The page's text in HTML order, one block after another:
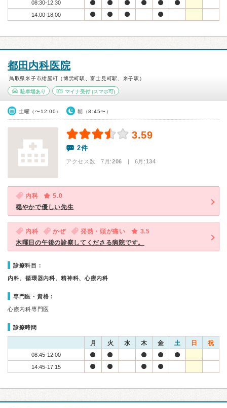
08:30-12:30
14:00-18:00
都田内科医院
鳥取県米子市紺屋町（博労町駅、富士見町駅、米子駅）
駐車場あり マイナ受付(スマホ可)
土曜（〜12:00） 朝（8:45〜）
3.59
2件
アクセス数 7月:206 | 6月:134
内科
5.0
穏やかで優しい先生
内科 かぜ 発熱・頭が痛い
3.5
木曜日の午後の診察してくださる病院です。
診療科目：
内科、循環器内科、精神科、心療内科
専門医・資格：
心療内科専門医
診療時間
月 火 水 木 金 土 日 祝
08:45-12:00
14:45-17:15